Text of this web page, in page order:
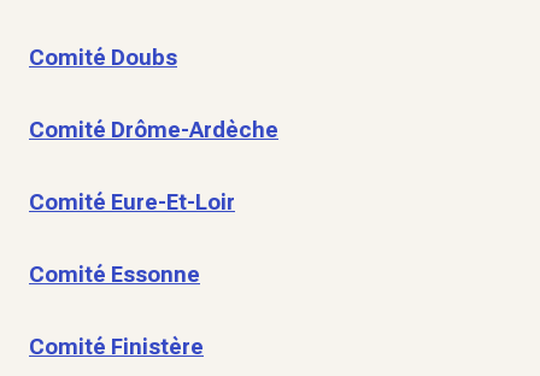
Comité Doubs
Comité Drôme-Ardèche
Comité Eure-Et-Loir
Comité Essonne
Comité Finistère